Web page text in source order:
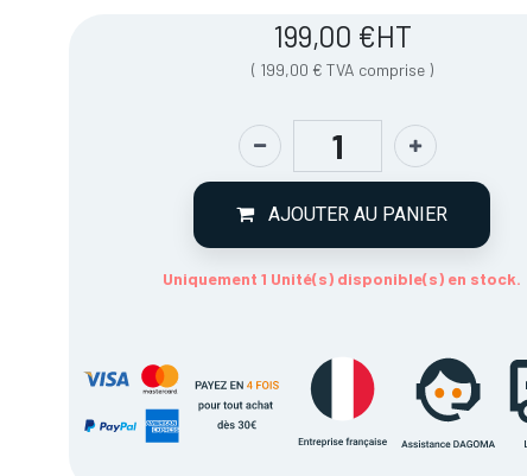
199,00 €HT
( 199,00 € TVA comprise )
AJOUTER AU PANIER
Uniquement 1 Unité(s) disponible(s) en stock.